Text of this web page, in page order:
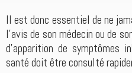
Il est donc essentiel de ne
l'avis de son médecin ou de
d'apparition de symptômes
santé doit être consulté